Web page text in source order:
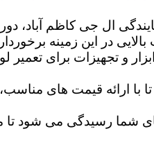
ال جی کاظم آباد،
در این زمینه
و تجهیزات برای
ارائه قیمت های
شما رسیدگی می شود تا